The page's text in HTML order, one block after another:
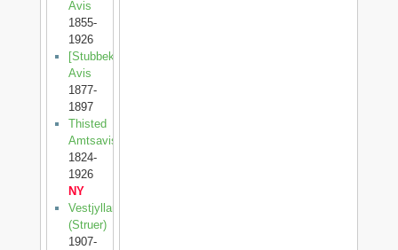
Avis
1855-
1926
[Stubbekøbing
Avis
1877-
1897
Thisted
Amtsavis
1824-
1926
NY
Vestjylland
(Struer)
1907-